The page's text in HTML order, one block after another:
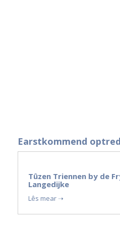
Earstkommend
19
sep
2026
Tûzen Triennen by de
Langedijke
Lês mear ➝